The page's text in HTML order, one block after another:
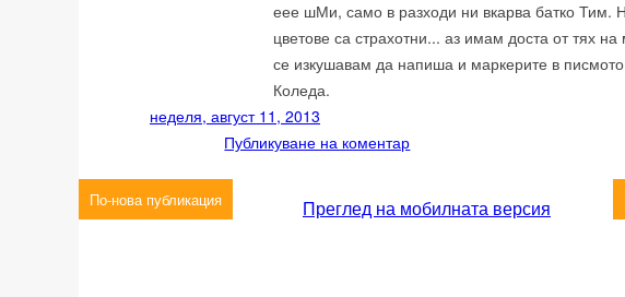
еее шМи, само в разходи ни вкарва батко Тим.
цветове са страхотни... аз имам доста от тях
се изкушавам да напиша и маркерите в
Коледа.
неделя, август 11, 2013
Публикуване на коментар
По-нова публикация Преглед на мобилната версия